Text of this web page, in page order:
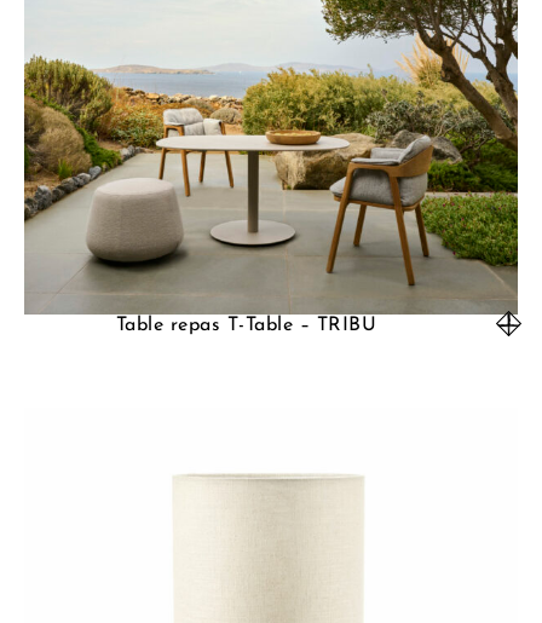
Table repas T-Table – TRIBU